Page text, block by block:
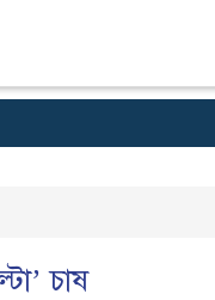
চাষ